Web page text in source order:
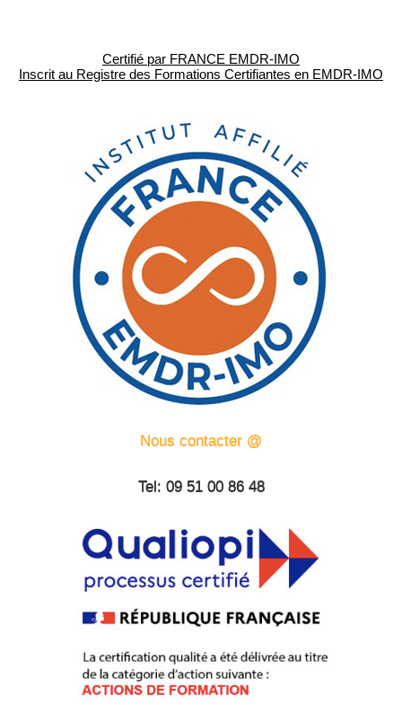
Certifié par FRANCE EMDR-IMO
Inscrit au Registre des Formations Certifiantes en EMDR-IMO
Nous contacter @
Tel: 09 51 00 86 48